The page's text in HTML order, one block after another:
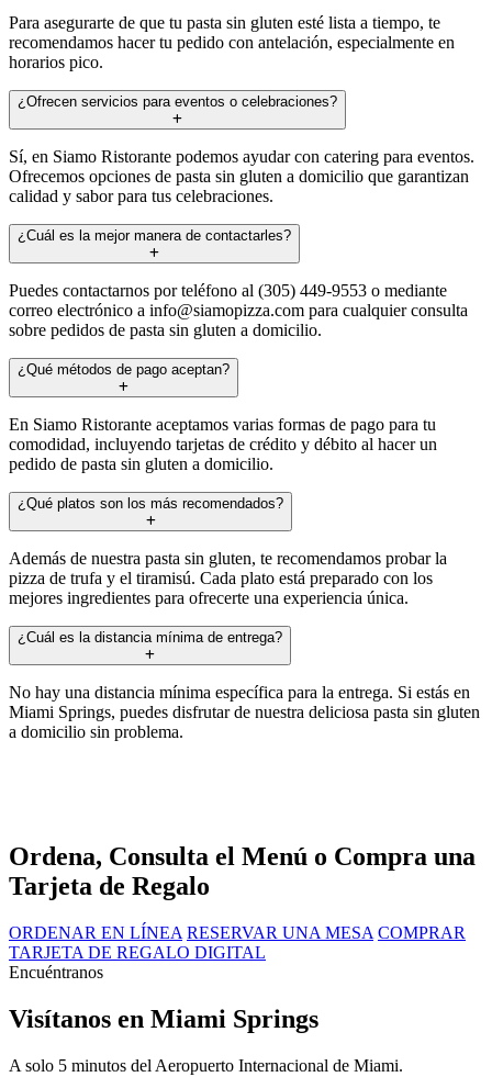
Para asegurarte de que tu pasta sin gluten esté lista a tiempo, te
recomendamos hacer tu pedido con antelación, especialmente en
horarios pico.
¿Ofrecen servicios para eventos o celebraciones?
Sí, en Siamo Ristorante podemos ayudar con catering para eventos.
Ofrecemos opciones de pasta sin gluten a domicilio que garantizan
calidad y sabor para tus celebraciones.
¿Cuál es la mejor manera de contactarles?
Puedes contactarnos por teléfono al (305) 449-9553 o mediante
correo electrónico a info@siamopizza.com para cualquier consulta
sobre pedidos de pasta sin gluten a domicilio.
¿Qué métodos de pago aceptan?
En Siamo Ristorante aceptamos varias formas de pago para tu
comodidad, incluyendo tarjetas de crédito y débito al hacer un
pedido de pasta sin gluten a domicilio.
¿Qué platos son los más recomendados?
Además de nuestra pasta sin gluten, te recomendamos probar la
pizza de trufa y el tiramisú. Cada plato está preparado con los
mejores ingredientes para ofrecerte una experiencia única.
¿Cuál es la distancia mínima de entrega?
No hay una distancia mínima específica para la entrega. Si estás en
Miami Springs, puedes disfrutar de nuestra deliciosa pasta sin gluten
a domicilio sin problema.
Ordena, Consulta el Menú o Compra una
Tarjeta de Regalo
ORDENAR EN LÍNEA RESERVAR UNA MESA COMPRAR
TARJETA DE REGALO DIGITAL
Encuéntranos
Visítanos en Miami Springs
A solo 5 minutos del Aeropuerto Internacional de Miami.